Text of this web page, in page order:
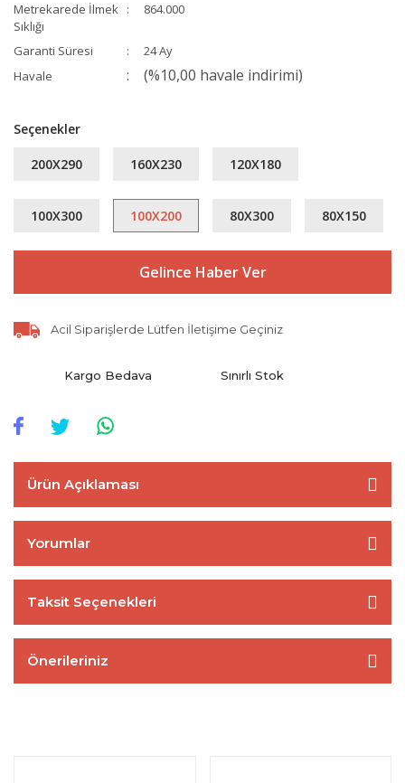
Metrekarede İlmek
Sıklığı
864.000
Garanti Süresi
24 Ay
Havale
(%10,00 havale indirimi)
Seçenekler
200X290 160X230 120X180
100X300 100X200 80X300 80X150
Gelince Haber Ver
Acil Siparişlerde Lütfen İletişime Geçiniz
Kargo Bedava Sınırlı Stok
Ürün Açıklaması
Yorumlar
Taksit Seçenekleri
Önerileriniz